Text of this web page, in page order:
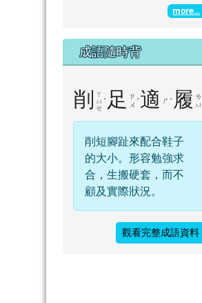
more...
成語隨時背
削
ㄒ
ㄩ
ㄝ
ˋ 足
ㄗ
ㄨ ˊ適 ㄕ ˋ 履 ㄌ
ㄩ
削短腳趾來配合鞋子
的大小。形容勉強求
合，生搬硬套，而不
顧及實際狀況。
觀看完整成語資料